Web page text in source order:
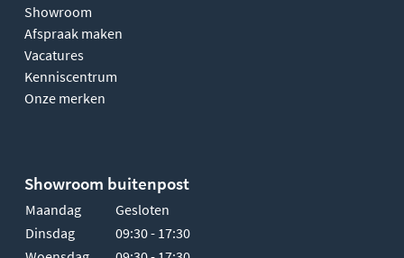
Showroom
Afspraak maken
Vacatures
Kenniscentrum
Onze merken
Showroom buitenpost
Maandag
Gesloten
Dinsdag
09:30 - 17:30